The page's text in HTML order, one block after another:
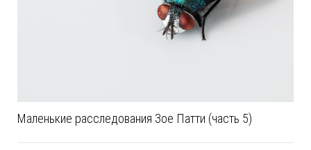
Маленькие расследования Зое Патти (часть 5)